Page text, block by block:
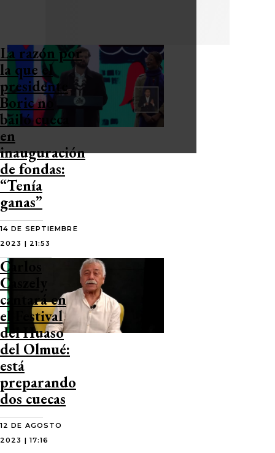
La razón por
la que el
presidente
Boric no
bailó cueca
en
inauguración
de fondas:
“Tenía
ganas”
14 DE SEPTIEMBRE
2023 | 21:53
Carlos
Caszely
cantará en
el Festival
del Huaso
del Olmué:
está
preparando
dos cuecas
12 DE AGOSTO
2023 | 17:16